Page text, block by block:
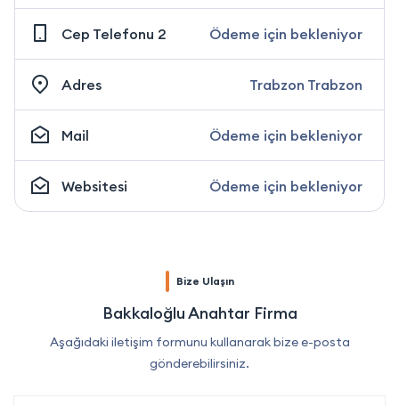
Cep Telefonu 2 Ödeme için bekleniyor
Adres Trabzon Trabzon
Mail Ödeme için bekleniyor
Websitesi Ödeme için bekleniyor
Bize Ulaşın
Bakkaloğlu Anahtar Firma
Aşağıdaki iletişim formunu kullanarak bize e-posta
gönderebilirsiniz.